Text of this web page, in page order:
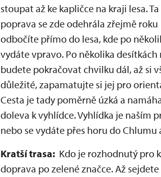
stoupat až ke kapličce na kraji lesa.
poprava se zde odehrála zřejmě
odbočíte přímo do lesa, kde po
vydáte vpravo. Po několika
budete pokračovat chvilku dál, až si
důležité, zapamatujte si jej pro
Cesta je tady poměrně úzká a
doleva k vyhlídce. Vyhlídka je naším
nebo se vydáte přes horu do Chlumu
Kratší trasa: Kdo je rozhodnutý pro
doprava po zelené značce. Až